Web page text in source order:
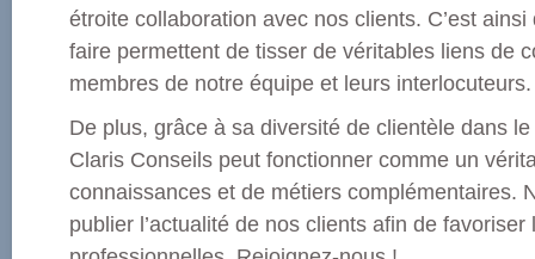
étroite collaboration avec nos clients. C’est
faire permettent de tisser de véritables liens de
membres de notre équipe et leurs interlocuteurs.
De plus, grâce à sa diversité de clientèle dans
Claris Conseils peut fonctionner comme un
connaissances et de métiers complémentaires.
publier l’actualité de nos clients afin de favoriser